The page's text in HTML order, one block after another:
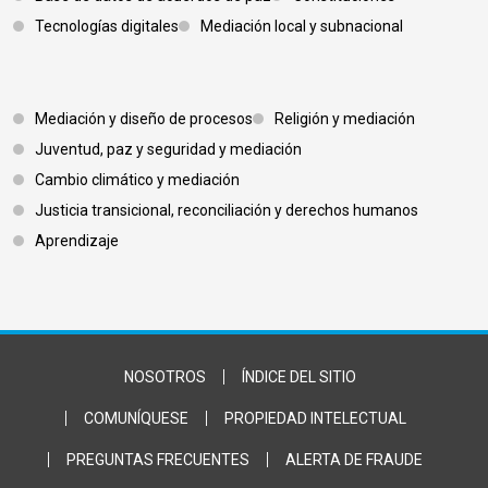
Tecnologías digitales
Mediación local y subnacional
Footer 3
Mediación y diseño de procesos
Religión y mediación
Juventud, paz y seguridad y mediación
Cambio climático y mediación
Justicia transicional, reconciliación y derechos humanos
Aprendizaje
Footer Bottom
NOSOTROS ÍNDICE DEL SITIO
COMUNÍQUESE PROPIEDAD INTELECTUAL
PREGUNTAS FRECUENTES ALERTA DE FRAUDE